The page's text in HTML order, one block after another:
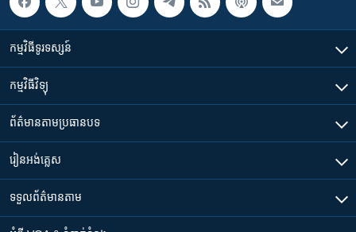
កម្មវិធី​ទូរទស្សន៍
កម្មវិធី​វិទ្យុ
ព័ត៌មាន​តាមប្រធានបទ​
រៀន​​អង់គ្លេស
ទទួល​ព័ត៌មាន​តាម